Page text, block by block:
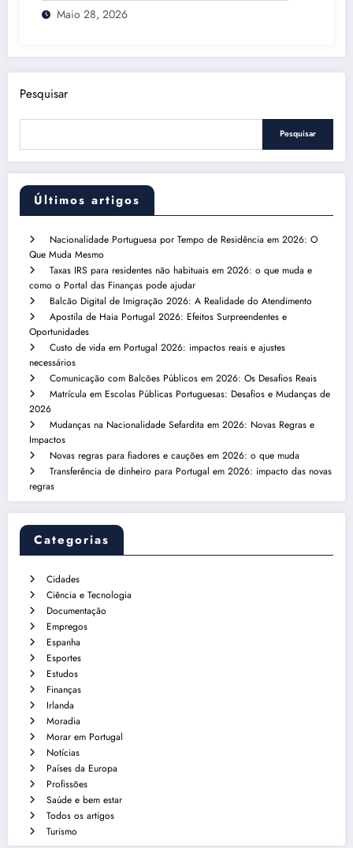
Maio 28, 2026
Pesquisar
Pesquisar
Últimos artigos
Nacionalidade Portuguesa por Tempo de Residência em 2026: O
Que Muda Mesmo
Taxas IRS para residentes não habituais em 2026: o que muda e
como o Portal das Finanças pode ajudar
Balcão Digital de Imigração 2026: A Realidade do Atendimento
Apostila de Haia Portugal 2026: Efeitos Surpreendentes e
Oportunidades
Custo de vida em Portugal 2026: impactos reais e ajustes
necessários
Comunicação com Balcões Públicos em 2026: Os Desafios Reais
Matrícula em Escolas Públicas Portuguesas: Desafios e Mudanças de
2026
Mudanças na Nacionalidade Sefardita em 2026: Novas Regras e
Impactos
Novas regras para fiadores e cauções em 2026: o que muda
Transferência de dinheiro para Portugal em 2026: impacto das novas
regras
Categorias
Cidades
Ciência e Tecnologia
Documentação
Empregos
Espanha
Esportes
Estudos
Finanças
Irlanda
Moradia
Morar em Portugal
Notícias
Países da Europa
Profissões
Saúde e bem estar
Todos os artigos
Turismo